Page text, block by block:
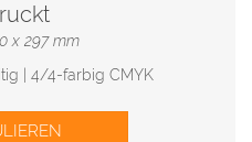
x 297 mm
| 4/4-farbig CMYK